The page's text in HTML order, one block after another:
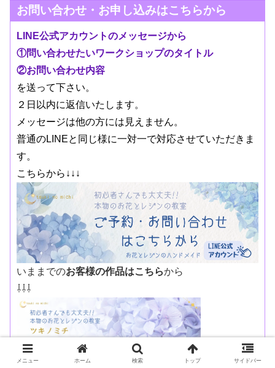
お問い合わせ・お申し込みはこちらから
LINE公式アカウントのメッセージから
①問い合わせたいワークショップのタイトル
②お問い合わせ内容
を送って下さい。
２日以内に返信いたします。
メッセージは他の方には見えません。
普通のLINEと同じ様に一対一で対応させていただきま
す。
こちらから↓↓↓
いままでのお客様の作品はこちらから
⇩⇩⇩
メニュー ホーム 検索 トップ サイドバー